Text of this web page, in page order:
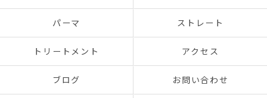
パーマ ストレート
トリートメント アクセス
ブログ お問い合わせ